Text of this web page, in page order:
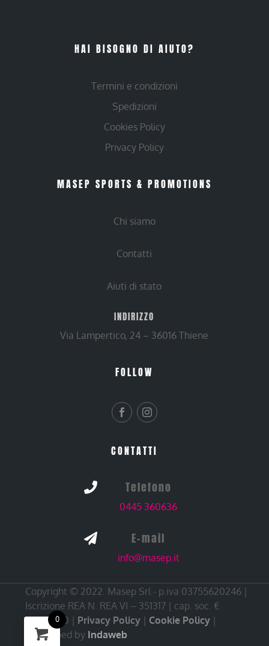
HAI BISOGNO DI AIUTO?
Termini e condizioni
Spedizioni
Cookies Policy
Privacy Policy
MASEP SPORTS & PROMOTIONS
Chi siamo
Contatti
Aiuti di stato
INDIRIZZO
Via Lampertico, 24 – 36016 Thiene
FOLLOW
CONTATTI
 Telefono
0445 360636
 E-mail
info@masep.it
Copyright © 2022. Masep Srl - p.iva 03755620246 |
Iscrizione REA N. REA VI – 351317 | cap. soc. €
10.000,00 | Privacy Policy | Cookie Policy |
Developed by Indaweb
0